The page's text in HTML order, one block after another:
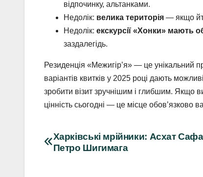
відпочинку, альтанками.
Недолік: велика територія — якщо
Недолік: екскурсії «Хонки» мають
заздалегідь.
Резиденція «Межигір’я» — це унікальний
варіантів квитків у 2025 році дають
зробити візит зручнішим і глибшим. Якщо
цінність сьогодні — це місце обов’язково
Навігація
Харківські мрійники: Асхат
Петро Шигимага